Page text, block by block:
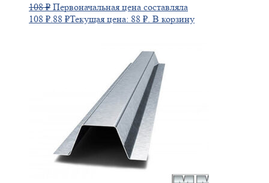
108₽ Первоначальная цена составляла
108 ₽. 88 ₽Текущая цена: 88 ₽. В корзину